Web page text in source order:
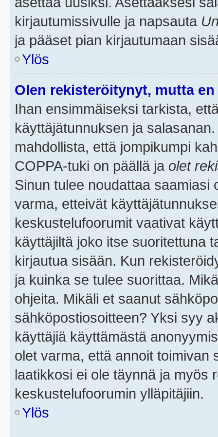
kirjautumissivulle ja napsauta
ja pääset pian kirjautumaan
Ylös
Olen rekisteröitynyt, mutta
Ihan ensimmäiseksi tarkista,
käyttäjätunnuksen ja
mahdollista, että jompikumpi
COPPA-tuki on päällä ja olet
Sinun tulee noudattaa saamiasi
varma, etteivät
keskustelufoorumit vaativat
käyttäjiltä joko itse suoritettuna
kirjautua sisään. Kun
ja kuinka se tulee suorittaa.
ohjeita. Mikäli et saanut
sähköpostiosoitteen? Yksi syy
käyttäjiä käyttämästä
olet varma, että annoit toimivan
laatikkosi ei ole täynnä ja myös
keskustelufoorumin ylläpitäjiin.
Ylös